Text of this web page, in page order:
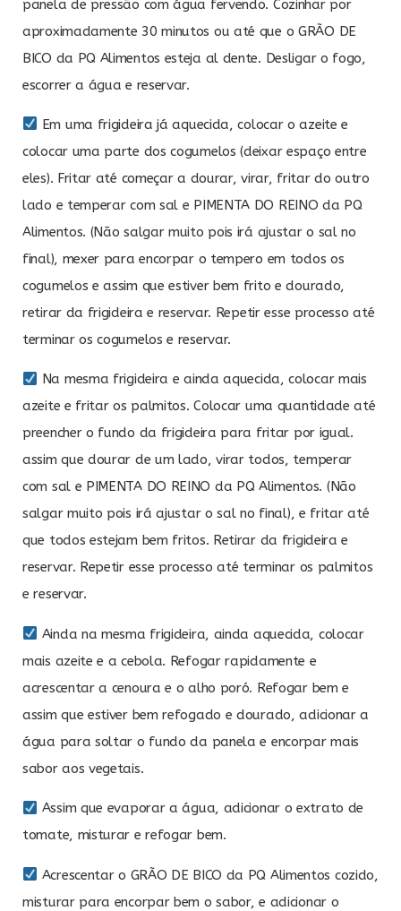
panela de pressão com água fervendo. Cozinhar por
aproximadamente 30 minutos ou até que o GRÃO DE
BICO da PQ Alimentos esteja al dente. Desligar o fogo,
escorrer a água e reservar.
Em uma frigideira já aquecida, colocar o azeite e
colocar uma parte dos cogumelos (deixar espaço entre
eles). Fritar até começar a dourar, virar, fritar do outro
lado e temperar com sal e PIMENTA DO REINO da PQ
Alimentos. (Não salgar muito pois irá ajustar o sal no
final), mexer para encorpar o tempero em todos os
cogumelos e assim que estiver bem frito e dourado,
retirar da frigideira e reservar. Repetir esse processo até
terminar os cogumelos e reservar.
Na mesma frigideira e ainda aquecida, colocar mais
azeite e fritar os palmitos. Colocar uma quantidade até
preencher o fundo da frigideira para fritar por igual.
assim que dourar de um lado, virar todos, temperar
com sal e PIMENTA DO REINO da PQ Alimentos. (Não
salgar muito pois irá ajustar o sal no final), e fritar até
que todos estejam bem fritos. Retirar da frigideira e
reservar. Repetir esse processo até terminar os palmitos
e reservar.
Ainda na mesma frigideira, ainda aquecida, colocar
mais azeite e a cebola. Refogar rapidamente e
acrescentar a cenoura e o alho poró. Refogar bem e
assim que estiver bem refogado e dourado, adicionar a
água para soltar o fundo da panela e encorpar mais
sabor aos vegetais.
Assim que evaporar a água, adicionar o extrato de
tomate, misturar e refogar bem.
Acrescentar o GRÃO DE BICO da PQ Alimentos cozido,
misturar para encorpar bem o sabor, e adicionar o